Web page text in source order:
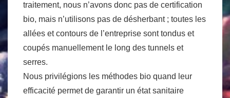
traitement, nous n’avons donc pas de certification
bio, mais n’utilisons pas de désherbant ; toutes les
allées et contours de l’entreprise sont tondus et
coupés manuellement le long des tunnels et
serres.
Nous privilégions les méthodes bio quand leur
efficacité permet de garantir un état sanitaire